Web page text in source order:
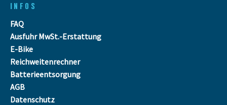
INFOS
FAQ
Ausfuhr MwSt.-Erstattung
E-Bike
Reichweitenrechner
Batterieentsorgung
AGB
Datenschutz